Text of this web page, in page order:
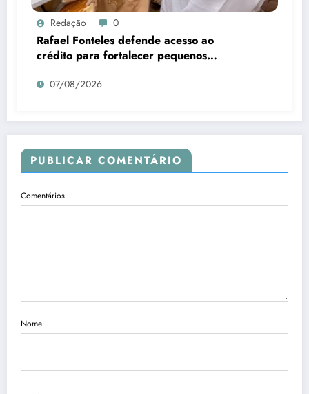
Redação 0
Rafael Fonteles defende acesso ao
crédito para fortalecer pequenos
negócios no Piauí
07/08/2026
PUBLICAR COMENTÁRIO
Comentários
Nome